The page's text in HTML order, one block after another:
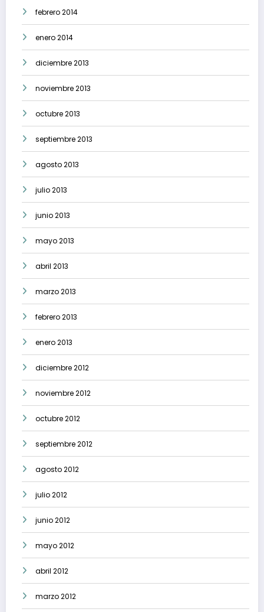
febrero 2014
enero 2014
diciembre 2013
noviembre 2013
octubre 2013
septiembre 2013
agosto 2013
julio 2013
junio 2013
mayo 2013
abril 2013
marzo 2013
febrero 2013
enero 2013
diciembre 2012
noviembre 2012
octubre 2012
septiembre 2012
agosto 2012
julio 2012
junio 2012
mayo 2012
abril 2012
marzo 2012